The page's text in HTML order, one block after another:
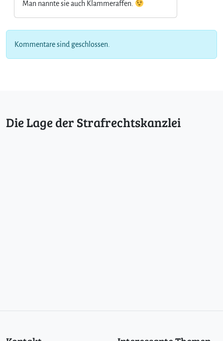
Man nannte sie auch Klammeraffen.
Kommentare sind geschlossen.
Die Lage der Strafrechtskanzlei